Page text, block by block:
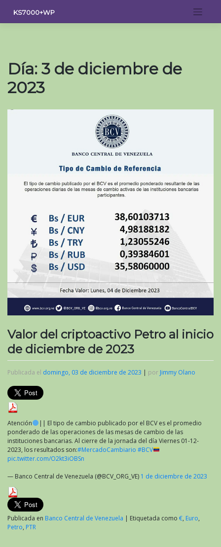
contenido
KS7000+WP
Día: 3 de diciembre de
2023
Valor del criptoactivo Petro al inicio
de diciembre de 2023
Publicada el domingo, 03 de diciembre de 2023 | por Jimmy Olano
Atención
|| El tipo de cambio publicado por el BCV es el promedio
ponderado de las operaciones de las mesas de cambio de las
instituciones bancarias. Al cierre de la jornada del día Viernes 01-12-
2023, los resultados son:#MercadoCambiario #BCV
pic.twitter.com/O2kt3iOBSn
— Banco Central de Venezuela (@BCV_ORG_VE) 1 de diciembre de 2023
Publicada en Banco Central de Venezuela | Etiquetada como €, Euro,
Petro, PTR